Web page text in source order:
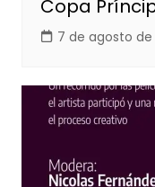
Copa
7 de agosto de